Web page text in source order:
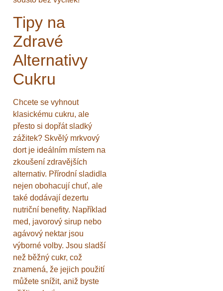
Tipy na
Zdravé
Alternativy
Cukru
Chcete se vyhnout
klasickému cukru, ale
přesto si dopřát sladký
zážitek? Skvělý mrkvový
dort je ideálním místem na
zkoušení zdravějších
alternativ. Přírodní sladidla
nejen obohacují chuť, ale
také dodávají dezertu
nutriční benefity. Například
med, javorový sirup nebo
agávový nektar jsou
výborné volby. Jsou sladší
než běžný cukr, což
znamená, že jejich použití
můžete snížit, aniž byste